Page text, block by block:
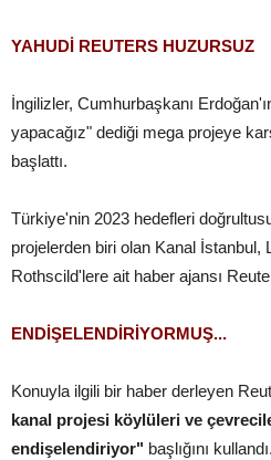
YAHUDİ REUTERS HUZURSUZ
İngilizler, Cumhurbaşkanı
yapacağız" dediği mega projeye
başlattı.
Türkiye'nin 2023 hedefleri
projelerden biri olan Kanal İstanbul,
Rothscild'lere ait haber ajansı
ENDİŞELENDİRİYORMUŞ...
Konuyla ilgili bir haber derleyen
kanal projesi köylüleri ve
endişelendiriyor" başlığını kullandı.